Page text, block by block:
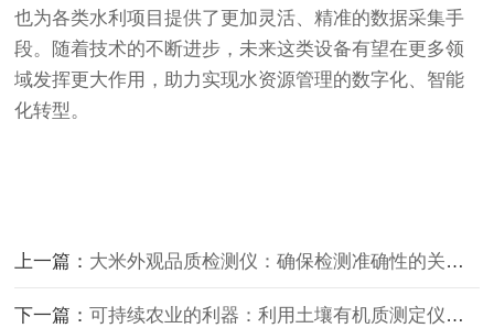
也为各类水利项目提供了更加灵活、精准的数据采集手
段。随着技术的不断进步，未来这类设备有望在更多领
域发挥更大作用，助力实现水资源管理的数字化、智能
化转型。
上一篇： 大米外观品质检测仪：确保检测准确性的关键操作规范
下一篇：可持续农业的利器：利用土壤有机质测定仪优化施肥